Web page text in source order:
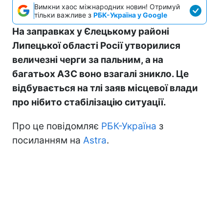
Вимкни хаос міжнародних новин! Отримуй
тільки важливе з РБК-Україна у Google
На заправках у Єлецькому районі
Липецької області Росії утворилися
величезні черги за пальним, а на
багатьох АЗС воно взагалі зникло. Це
відбувається на тлі заяв місцевої влади
про нібито стабілізацію ситуації.
Про це повідомляє РБК-Україна з
посиланням на Astra.